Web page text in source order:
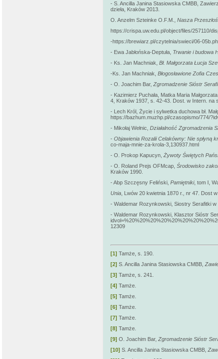
- S. Ancilla Janina Stasiowska CMBB,
dzieła, Kraków 2013.
O. Anzelm Szteinke O.F.M., Nasza
https://crispa.uw.edu.pl/object/files/257110/
-https://brewiarz.pl/czytelnia/swieci/06-
- Ewa Jabłońska-Deptuła, Trwanie i budowa
- Ks. Jan Machniak, Bł. Małgorzata Łucja
-Ks. Jan Machniak, Błogosławione Zofia
- O. Joachim Bar, Zgromadzenie Sióstr
- Kazimierz Puchała, Matka Maria
4, Kraków 1937, s. 42-43. Dost. w Intern. na
- Lech Król, Życie i sylwetka duchowa bł.
https://bazhum.muzhp.pl/czasopismo/774/
- Mikołaj Wełnic, Działalność Zgromadzenia
- Objawienia Rozalii Celakówny: Nie spłyną
co-maja-mnie-za-krola-3,130937.html
- O. Prokop Kapucyn, Żywoty Świętych
- O. Roland Prejs OFMcap, Środowisko
Kraków 1990.
- Abp Szczęsny Feliński, Pamiętniki, tom I,
Unia , Lwów 20 kwietnia 1870 r., nr 47. Dost
- Waldemar Rozynkowski, Siostry Serafitki
- Waldemar Rozynkowski, Klasztor Sióstr
12309
[1] Tamże, s. 190.
[2] S. Ancilla Janina Stasiowska CMBB,
[3] Tamże, s. 241.
[4] Tamże.
[5] Tamże.
[6] Tamże.
[7] Tamże.
[8] Tamże.
[9] O. Joachim Bar, Zgromadzenie Sióstr
[10] S. Ancilla Janina Stasiowska CMBB,